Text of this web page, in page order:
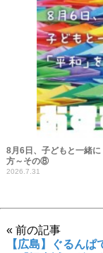
8月6日、子どもと一緒
方～その⑧
2026.7.31
« 前の記事
【広島】ぐるんぱ